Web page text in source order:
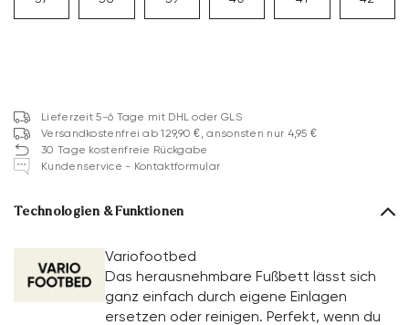
Lieferzeit 5-6 Tage mit DHL oder GLS
Versandkostenfrei ab 129,90 €, ansonsten nur 4,95 €
30 Tage kostenfreie Rückgabe
Kundenservice - Kontaktformular
Technologien & Funktionen
Variofootbed
Das herausnehmbare Fußbett lässt sich
ganz einfach durch eigene Einlagen
ersetzen oder reinigen. Perfekt, wenn du